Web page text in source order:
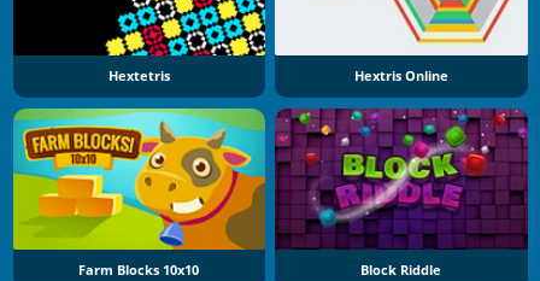
Hextetris Hextris Online
Farm Blocks 10x10 Block Riddle